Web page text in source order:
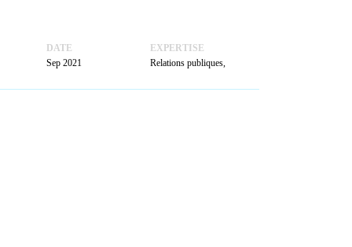
DATE
Sep 2021
EXPERTISE
Relations publiques,